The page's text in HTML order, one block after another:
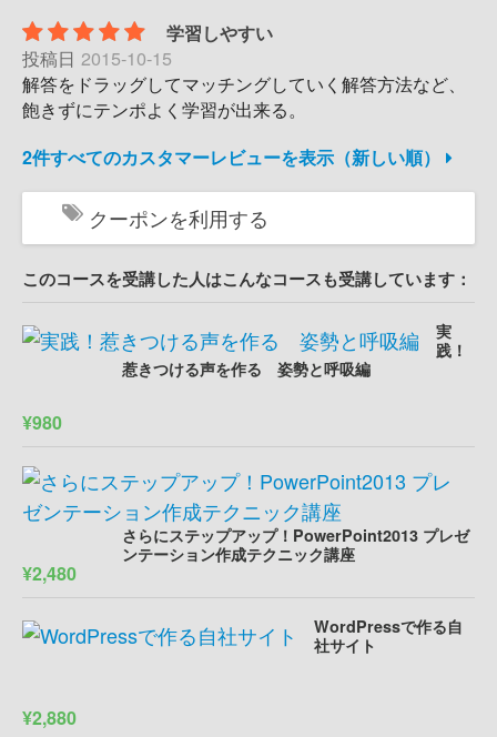
学習しやすい
投稿日 2015-10-15
解答をドラッグしてマッチングしていく解答方法など、
飽きずにテンポよく学習が出来る。
2件すべてのカスタマーレビューを表示（新しい順）
クーポンを利用する
このコースを受講した人はこんなコースも受講しています：
実
践！
惹きつける声を作る 姿勢と呼吸編
¥980
さらにステップアップ！PowerPoint2013 プレゼ
ンテーション作成テクニック講座
¥2,480
WordPressで作る自
社サイト
¥2,880